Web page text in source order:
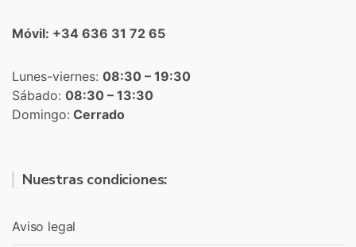
Móvil: +34 636 31 72 65
Lunes-viernes: 08:30 – 19:30
Sábado: 08:30 – 13:30
Domingo: Cerrado
Nuestras condiciones:
Aviso legal